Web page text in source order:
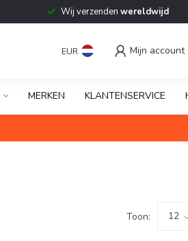
Wij verzenden wereldwijd
EUR Mijn account
MERKEN KLANTENSERVICE
Toon: